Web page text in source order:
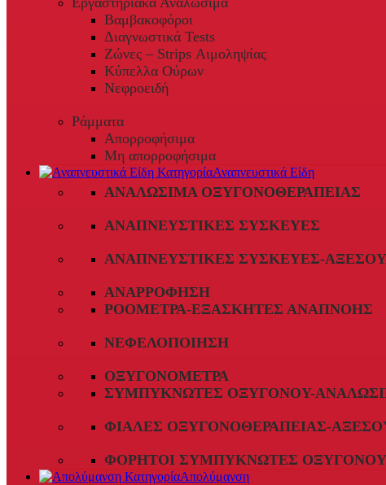
Βαμβακοφόροι
Διαγνωστικά Tests
Ζώνες – Strips Αιμοληψίας
Κύπελλα Ούρων
Νεφροειδή
Ράμματα
Απορροφήσιμα
Μη απορροφήσιμα
Αναπνευστικά Είδη
ΑΝΑΛΏΣΙΜΑ ΟΞΥΓΟΝΟΘΕΡΑΠΕΊΑΣ
ΑΝΑΠΝΕΥΣΤΙΚΈΣ ΣΥΣΚΕΥΈΣ
ΑΝΑΠΝΕΥΣΤΙΚΈΣ ΣΥΣΚΕΥΈΣ-
ΑΝΑΡΡΌΦΗΣΗ
ΡΟΌΜΕΤΡΑ-ΕΞΑΣΚΗΤΈΣ ΑΝΑΠΝΟΉΣ
ΝΕΦΕΛΟΠΟΊΗΣΗ
ΟΞΥΓΟΝΌΜΕΤΡΑ
ΣΥΜΠΥΚΝΩΤΈΣ ΟΞΥΓΌΝΟΥ-
ΦΙΆΛΕΣ ΟΞΥΓΟΝΟΘΕΡΑΠΕΊΑΣ-
ΦΟΡΗΤΟΊ ΣΥΜΠΥΚΝΩΤΈΣ
Απολύμανση